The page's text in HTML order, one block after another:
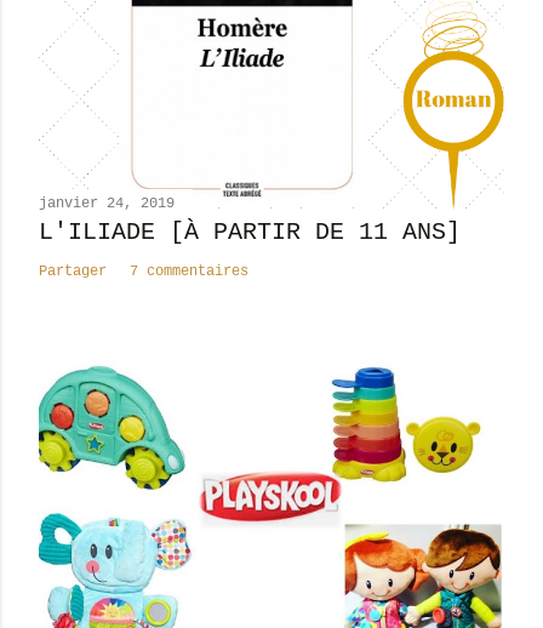
c
m
n
t
i
janvier 24, 2019
L'ILIADE [À PARTIR DE 11 ANS]
Partager 7 commentaires